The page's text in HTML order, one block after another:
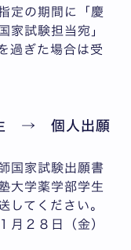
定の期間に「慶
家試験担当宛」
過ぎた場合は受
生 → 個人出願
国家試験出願書
大学薬学部学生
てください。
月２８日（金）